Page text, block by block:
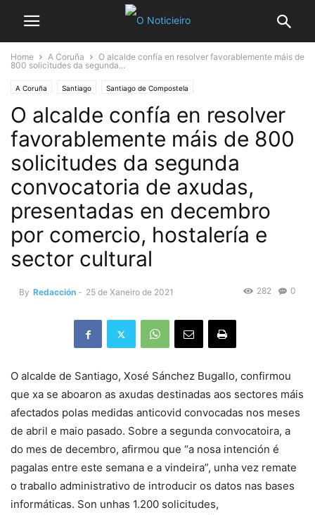
Home A Coruña
O alcalde confía en resolver favorablemente máis de
800 solicitudes da segunda...
A Coruña Santiago Santiago de Compostela
O alcalde confía en resolver
favorablemente máis de 800
solicitudes da segunda
convocatoria de axudas,
presentadas en decembro
por comercio, hostalería e
sector cultural
By Redacción - 25 de Xaneiro de 2021 0
282
O alcalde de Santiago, Xosé Sánchez Bugallo, confirmou
que xa se aboaron as axudas destinadas aos sectores máis
afectados polas medidas anticovid convocadas nos meses
de abril e maio pasado. Sobre a segunda convocatoira, a
do mes de decembro, afirmou que “a nosa intención é
pagalas entre este semana e a vindeira”, unha vez remate
o traballo administrativo de introducir os datos nas bases
informáticas. Son unhas 1.200 solicitudes,